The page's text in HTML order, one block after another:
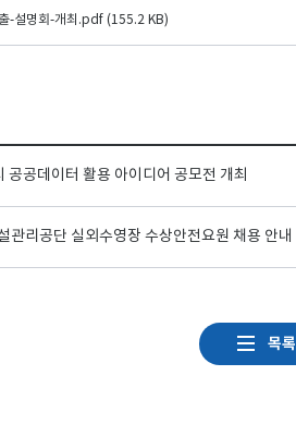
-설명회-개최.pdf (155.2 KB)
공공데이터 활용 아이디어 공모전 개최
관리공단 실외수영장 수상안전요원 채용 안내
목록